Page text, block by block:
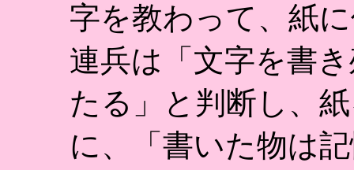
字を教わって、紙
連兵は「文字を書
たる」と判断し、
に、「書いた物は